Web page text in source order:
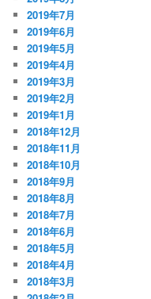
2019年7月
2019年6月
2019年5月
2019年4月
2019年3月
2019年2月
2019年1月
2018年12月
2018年11月
2018年10月
2018年9月
2018年8月
2018年7月
2018年6月
2018年5月
2018年4月
2018年3月